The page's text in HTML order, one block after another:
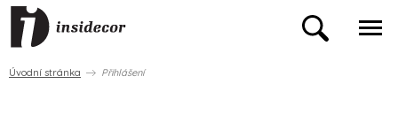
Úvodní stránka Přihlášení